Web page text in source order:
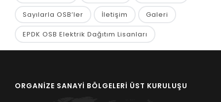
Sayılarla OSB’ler İletişim Galeri
EPDK OSB Elektrik Dağıtım Lisanları
ORGANİZE SANAYİ BÖLGELERİ ÜST KURULUŞU